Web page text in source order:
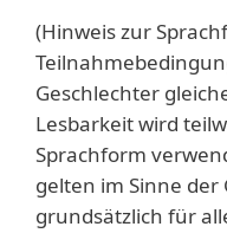
(Hinweis zur
Geschlechter
Lesbarkeit wird
Sprachform
gelten im Sinne
grundsätzlich für